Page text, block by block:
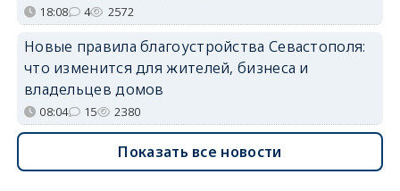
18:08 4 2572
Новые правила благоустройства Севастополя:
что изменится для жителей, бизнеса и
владельцев домов
08:04 15 2380
Показать все новости